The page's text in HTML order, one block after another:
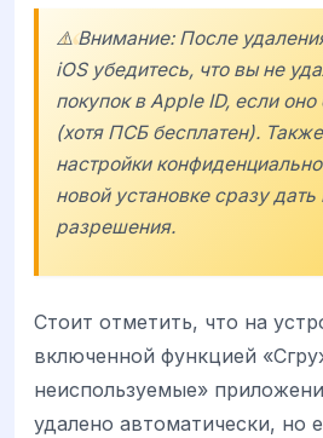
⚠️ Внимание: После
iOS убедитесь, что вы не
покупок в Apple ID, если
(хотя ПСБ бесплатен).
настройки
новой установке сразу
разрешения.
Стоит отметить, что на
включенной функцией
неиспользуемые»
удалено автоматически, но